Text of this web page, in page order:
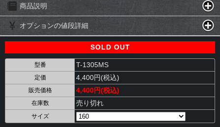
商品説明
オプションの値段詳細
SOLD OUT
型番 T-1305MS
定価 4,400円(税込)
販売価格 4,400円(税込)
在庫数 売り切れ
サイズ